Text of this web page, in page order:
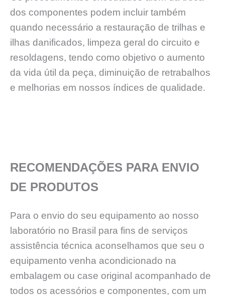
dos componentes podem incluir também
quando necessário a restauração de trilhas e
ilhas danificados, limpeza geral do circuito e
resoldagens, tendo como objetivo o aumento
da vida útil da peça, diminuição de retrabalhos
e melhorias em nossos índices de qualidade.
RECOMENDAÇÕES PARA ENVIO
DE PRODUTOS
Para o envio do seu equipamento ao nosso
laboratório no Brasil para fins de serviços
assistência técnica aconselhamos que seu o
equipamento venha acondicionado na
embalagem ou case original acompanhado de
todos os acessórios e componentes, com um